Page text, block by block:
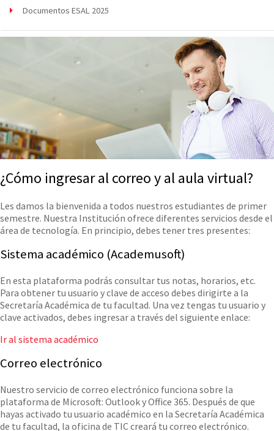
Documentos ESAL 2025
¿Cómo ingresar al correo y al aula virtual?
Les damos la bienvenida a todos nuestros estudiantes de primer
semestre. Nuestra Institución ofrece diferentes servicios desde el
área de tecnología. En principio, debes tener tres presentes:
Sistema académico (Academusoft)
En esta plataforma podrás consultar tus notas, horarios, etc.
Para obtener tu usuario y clave de acceso debes dirigirte a la
Secretaría Académica de tu facultad. Una vez tengas tu usuario y
clave activados, debes ingresar a través del siguiente enlace:
Ir al sistema académico
Correo electrónico
Nuestro servicio de correo electrónico funciona sobre la
plataforma de Microsoft: Outlook y Office 365. Después de que
hayas activado tu usuario académico en la Secretaría Académica
de tu facultad, la oficina de TIC creará tu correo electrónico.